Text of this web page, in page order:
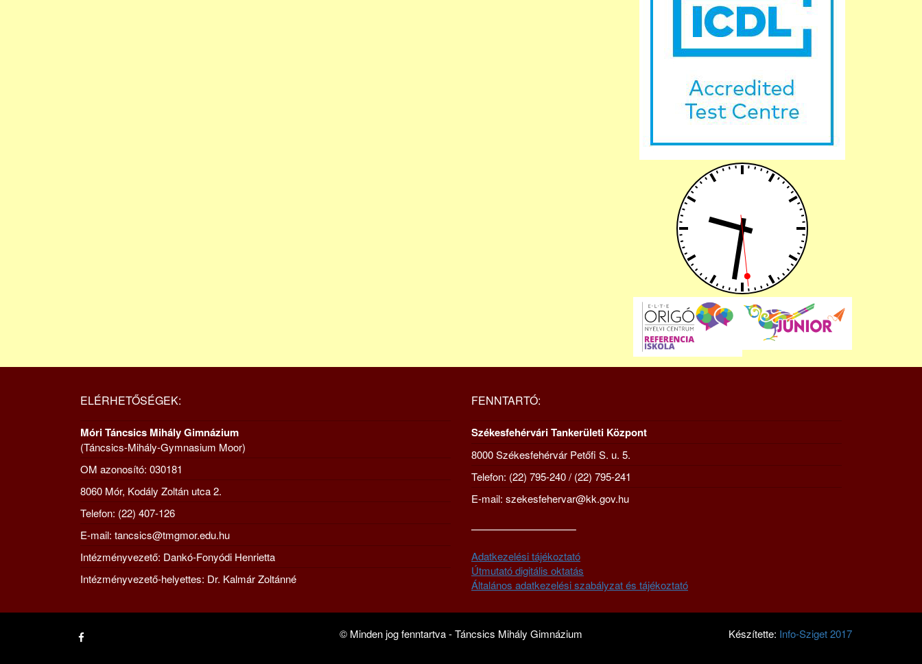
ELÉRHETŐSÉGEK:
Móri Táncsics Mihály Gimnázium
(Táncsics-Mihály-Gymnasium Moor)
OM azonosító: 030181
8060 Mór, Kodály Zoltán utca 2.
Telefon: (22) 407-126
E-mail: tancsics@tmgmor.edu.hu
Intézményvezető: Dankó-Fonyódi Henrietta
Intézményvezető-helyettes: Dr. Kalmár Zoltánné
FENNTARTÓ:
Székesfehérvári Tankerületi Központ
8000 Székesfehérvár Petőfi S. u. 5.
Telefon: (22) 795-240 / (22) 795-241
E-mail: szekesfehervar@kk.gov.hu
—————————–
Adatkezelési tájékoztató
Útmutató digitális oktatás
Általános adatkezelési szabályzat és tájékoztató
© Minden jog fenntartva - Táncsics Mihály Gimnázium Készítette: Info-Sziget 2017